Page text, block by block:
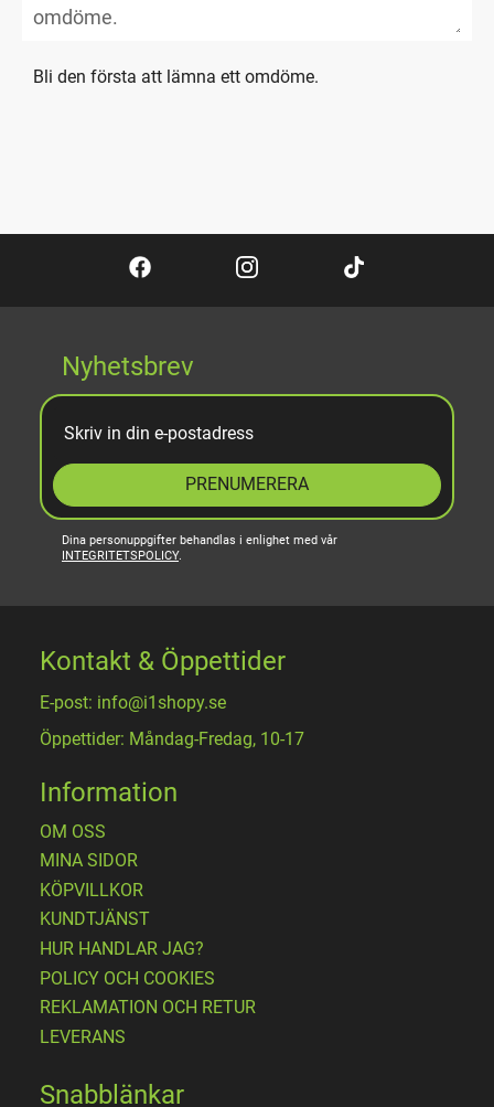
Bli den första att lämna ett omdöme.
Nyhetsbrev
PRENUMERERA
Dina personuppgifter behandlas i enlighet med vår
INTEGRITETSPOLICY.
Kontakt & Öppettider
E-post: info@i1shopy.se
Öppettider: Måndag-Fredag, 10-17
Information
OM OSS
MINA SIDOR
KÖPVILLKOR
KUNDTJÄNST
HUR HANDLAR JAG?
POLICY OCH COOKIES
REKLAMATION OCH RETUR
LEVERANS
Snabblänkar